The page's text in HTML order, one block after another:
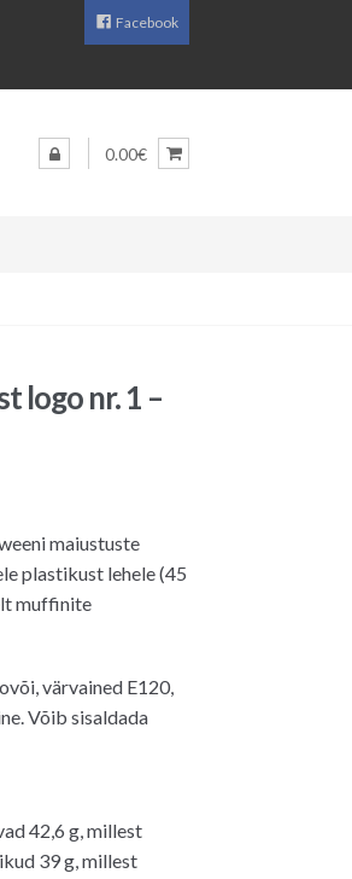
Facebook
0.00€
logo nr. 1 –
maiustuste
plastikust lehele (45
muffinite
värvained E120,
Võib sisaldada
42,6 g, millest
39 g, millest